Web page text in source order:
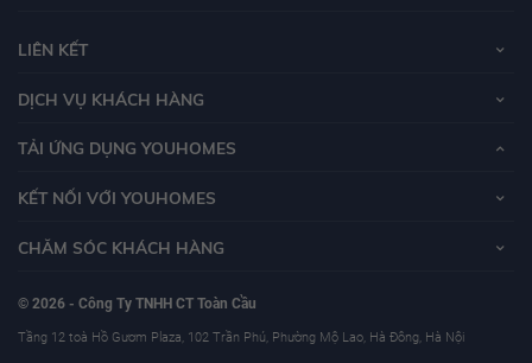
LIÊN KẾT
DỊCH VỤ KHÁCH HÀNG
TẢI ỨNG DỤNG YOUHOMES
KẾT NỐI VỚI YOUHOMES
CHĂM SÓC KHÁCH HÀNG
© 2026 - Công Ty TNHH CT Toàn Cầu
Tầng 12 toà Hồ Gươm Plaza, 102 Trần Phú, Phường Mộ Lao, Hà Đông, Hà Nội